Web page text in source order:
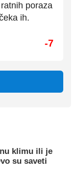
poraza
ih.
-7
klimu ili je
su saveti